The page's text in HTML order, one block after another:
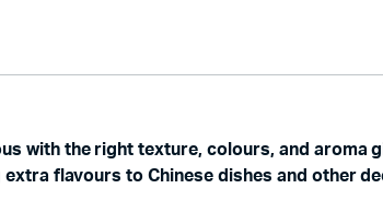
with the right texture, colours, and aroma
flavours to Chinese dishes and other